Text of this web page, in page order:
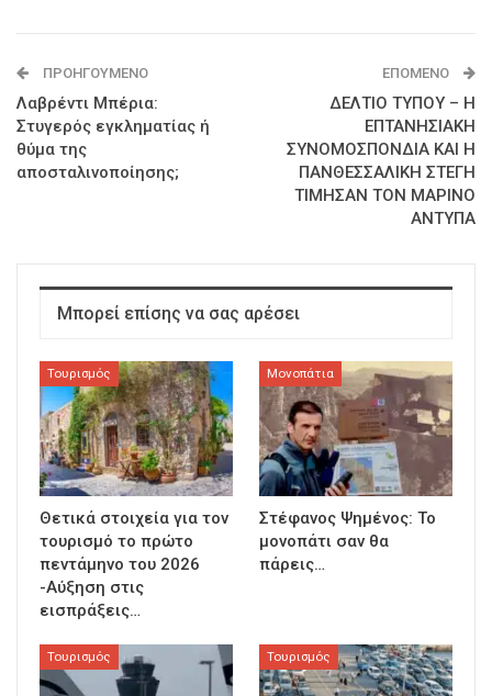
ΠΡΟΗΓΟΎΜΕΝΟ
Λαβρέντι Μπέρια:
Στυγερός εγκληματίας ή
θύμα της
αποσταλινοποίησης;
ΕΠΌΜΕΝΟ
ΔΕΛΤΙΟ ΤΥΠΟΥ – Η
ΕΠΤΑΝΗΣΙΑΚΗ
ΣΥΝΟΜΟΣΠΟΝΔΙΑ ΚΑΙ Η
ΠΑΝΘΕΣΣΑΛΙΚΗ ΣΤΕΓΗ
ΤΙΜΗΣΑΝ ΤΟΝ ΜΑΡΙΝΟ
ΑΝΤΥΠΑ
Μπορεί επίσης να σας αρέσει
Τουρισμός
Θετικά στοιχεία για τον
τουρισμό το πρώτο
πεντάμηνο του 2026
-Αύξηση στις
εισπράξεις…
Μονοπάτια
Στέφανος Ψημένος: Το
μονοπάτι σαν θα
πάρεις…
Τουρισμός Τουρισμός